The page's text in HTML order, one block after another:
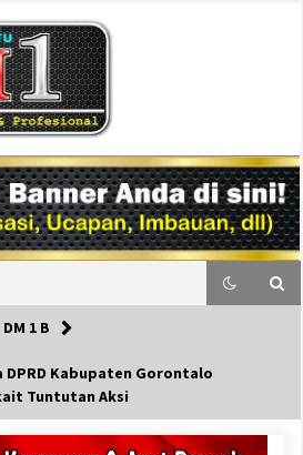
DM1
DM 1 B
DPRD Kabupaten Gorontalo
Tuntutan Aksi